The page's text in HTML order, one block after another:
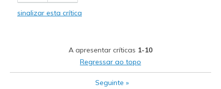
sinalizar esta crítica
A apresentar críticas 1-10
Regressar ao topo
Seguinte »